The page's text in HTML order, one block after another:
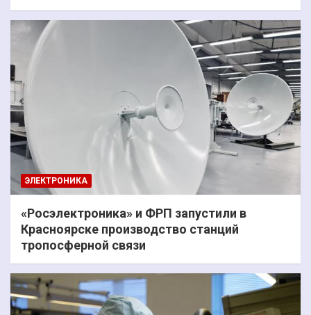
ЭЛЕКТРОНИКА
«Росэлектроника» и ФРП запустили в
Красноярске производство станций
тропосферной связи